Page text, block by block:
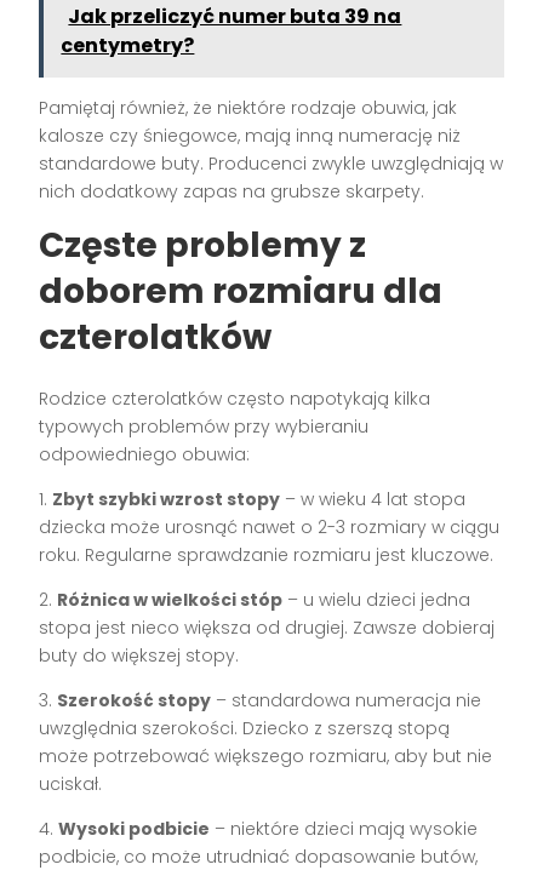
Jak przeliczyć numer buta 39 na
centymetry?
Pamiętaj również, że niektóre rodzaje obuwia, jak
kalosze czy śniegowce, mają inną numerację niż
standardowe buty. Producenci zwykle uwzględniają w
nich dodatkowy zapas na grubsze skarpety.
Częste problemy z
doborem rozmiaru dla
czterolatków
Rodzice czterolatków często napotykają kilka
typowych problemów przy wybieraniu
odpowiedniego obuwia:
1. Zbyt szybki wzrost stopy – w wieku 4 lat stopa
dziecka może urosnąć nawet o 2-3 rozmiary w ciągu
roku. Regularne sprawdzanie rozmiaru jest kluczowe.
2. Różnica w wielkości stóp – u wielu dzieci jedna
stopa jest nieco większa od drugiej. Zawsze dobieraj
buty do większej stopy.
3. Szerokość stopy – standardowa numeracja nie
uwzględnia szerokości. Dziecko z szerszą stopą
może potrzebować większego rozmiaru, aby but nie
uciskał.
4.Wysoki podbicie – niektóre dzieci mają wysokie
podbicie, co może utrudniać dopasowanie butów,